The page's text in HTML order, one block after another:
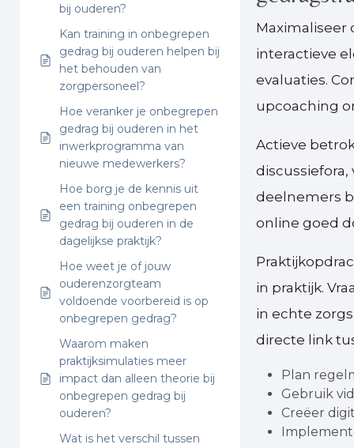
bij ouderen?
Kan training in onbegrepen
gedrag bij ouderen helpen bij
het behouden van
zorgpersoneel?
Hoe veranker je onbegrepen
gedrag bij ouderen in het
inwerkprogramma van
nieuwe medewerkers?
Hoe borg je de kennis uit
een training onbegrepen
gedrag bij ouderen in de
dagelijkse praktijk?
Hoe weet je of jouw
ouderenzorgteam
voldoende voorbereid is op
onbegrepen gedrag?
Waarom maken
praktijksimulaties meer
impact dan alleen theorie bij
onbegrepen gedrag bij
ouderen?
Wat is het verschil tussen
Maximaliseer
interactieve
evaluaties.
upcoaching
Actieve
deelnemers
online goed
in praktijk.
in echte
directe link
Plan
Gebruik
Creëer